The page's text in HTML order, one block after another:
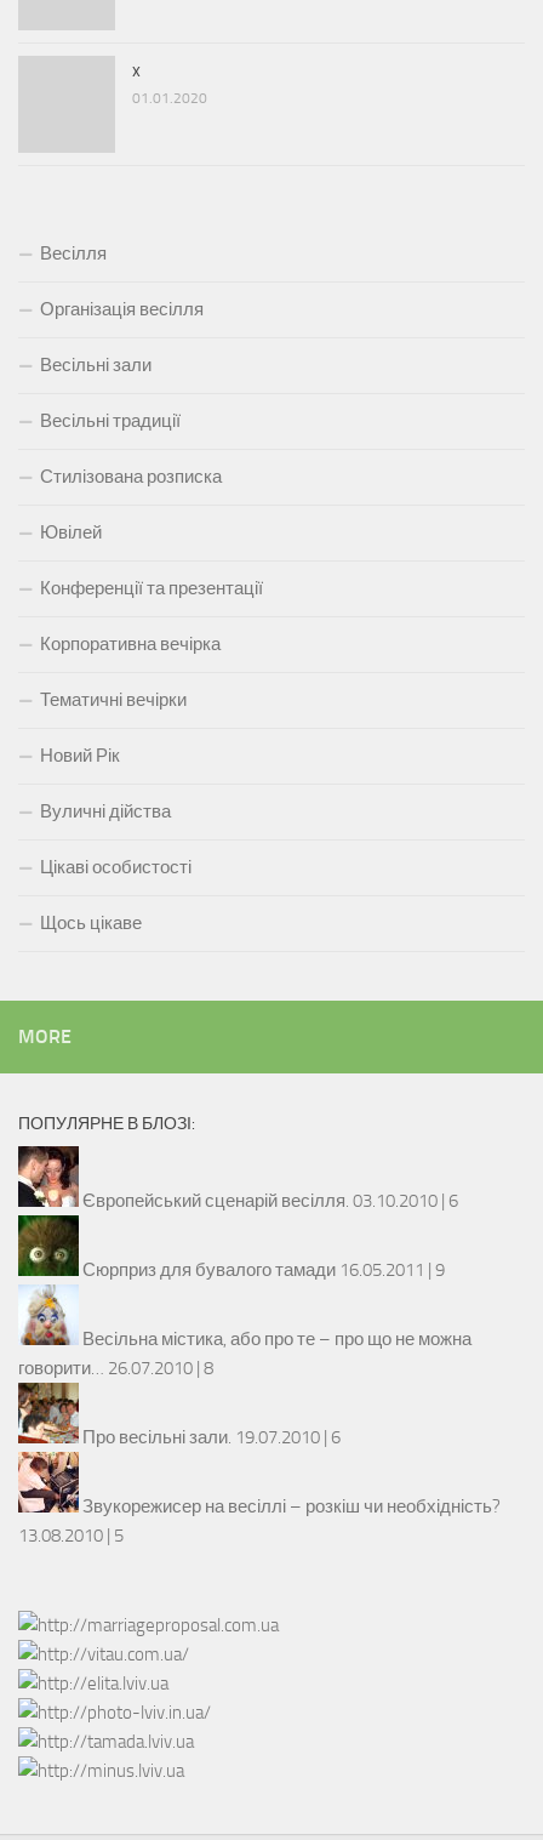
x
01.01.2020
Весілля
Організація весілля
Весільні зали
Весільні традиції
Стилізована розписка
Ювілей
Конференції та презентації
Корпоративна вечірка
Тематичні вечірки
Новий Рік
Вуличні дійства
Цікаві особистості
Щось цікаве
MORE
ПОПУЛЯРНЕ В БЛОЗІ:
Європейський сценарій весілля. 03.10.2010 | 6
Сюрприз для бувалого тамади 16.05.2011 | 9
Весільна містика, або про те – про що не можна
говорити… 26.07.2010 | 8
Про весільні зали. 19.07.2010 | 6
Звукорежисер на весіллі – розкіш чи необхідність?
13.08.2010 | 5